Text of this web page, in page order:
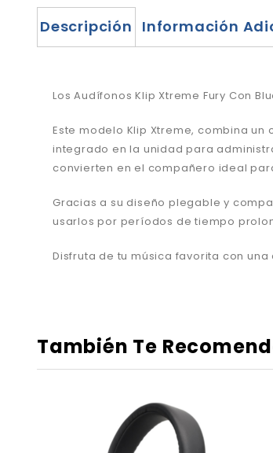
Descripción Información
Los Audífonos Klip Xtreme Fury Con
Este modelo Klip Xtreme, combina
integrado en la unidad para
convierten en el compañero ideal
Gracias a su diseño plegable y
usarlos por períodos de tiempo
Disfruta de tu música favorita con
También Te